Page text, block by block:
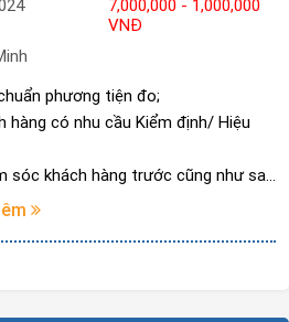
7,000,000 - 1,000,000
VNĐ
phương tiện đo;
hàng có nhu cầu Kiểm định/ Hiệu
sóc khách hàng trước cũng như sau
trợ tốt nhất cho khách hàng;